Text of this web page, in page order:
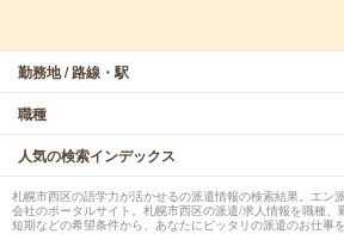
勤務地 / 路線・駅
職種
人気の検索インデックス
札幌市西区の語学力が活かせるの派遣情報の検索結果。エン
会社のポータルサイト。札幌市西区の派遣/求人情報を職種、
短期などの希望条件から、あなたにピッタリの派遣のお仕事を